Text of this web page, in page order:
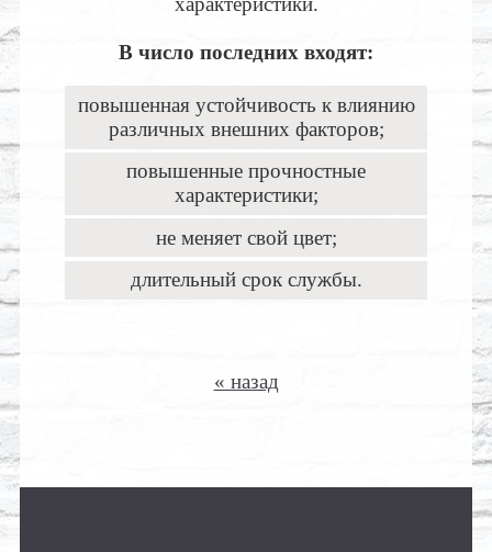
В число последних входят:
повышенная устойчивость к влиянию
различных внешних факторов;
повышенные прочностные
характеристики;
не меняет свой цвет;
длительный срок службы.
« назад